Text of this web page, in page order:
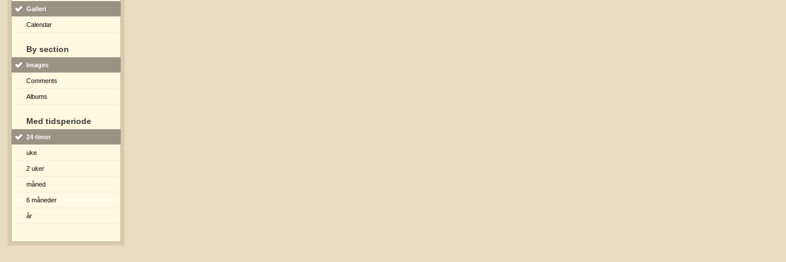
Galleri
Calendar
By section
Images
Comments
Albums
Med tidsperiode
24 timer
uke
2 uker
måned
6 måneder
år